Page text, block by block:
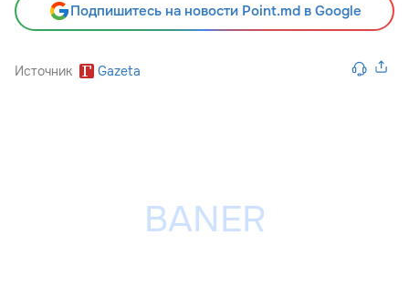
Подпишитесь на новости Point.md в Google
Источник Gazeta